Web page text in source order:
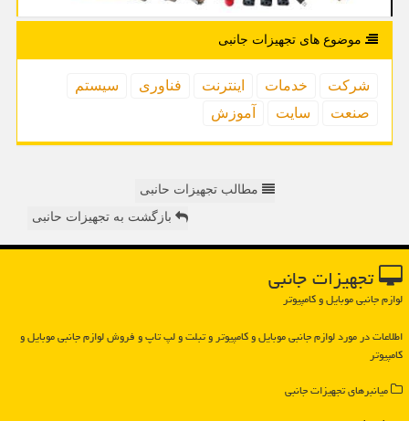
موضوع های تجهیزات جانبی
شركت خدمات اینترنت فناوری
سیستم
صنعت
سایت آموزش
مطالب تجهیزات حانبی
بازگشت به تجهیزات حانبی
تجهیزات جانبی
لوازم جانبی موبایل و کامپیوتر
اطلاعات در مورد لوازم جانبی موبایل و كامپیوتر و تبلت و لپ تاپ و فروش لوازم جانبی موبایل و
كامپیوتر
میانبرهای تجهیزات جانبی